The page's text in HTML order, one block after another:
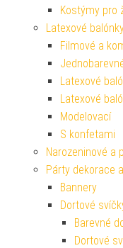
Kostýmy pro
Latexové
Filmové a
Latexové
Latexové
Modelovací
S konfetami
Narozeninové a
Párty dekorace
Bannery
Dortové
Barevné
Dortové